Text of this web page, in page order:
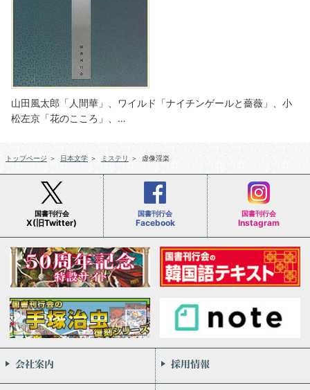
山田風太郎「人間華」、ワイルド「ナイチンゲールと薔薇」、小
松左京「花のこころ」、…
トップページ ＞ 日本文学 ＞ ミステリ ＞ 虚像淫楽
国書刊行会
X(旧Twitter)
国書刊行会
Facebook
国書刊行会
Instagram
会社案内